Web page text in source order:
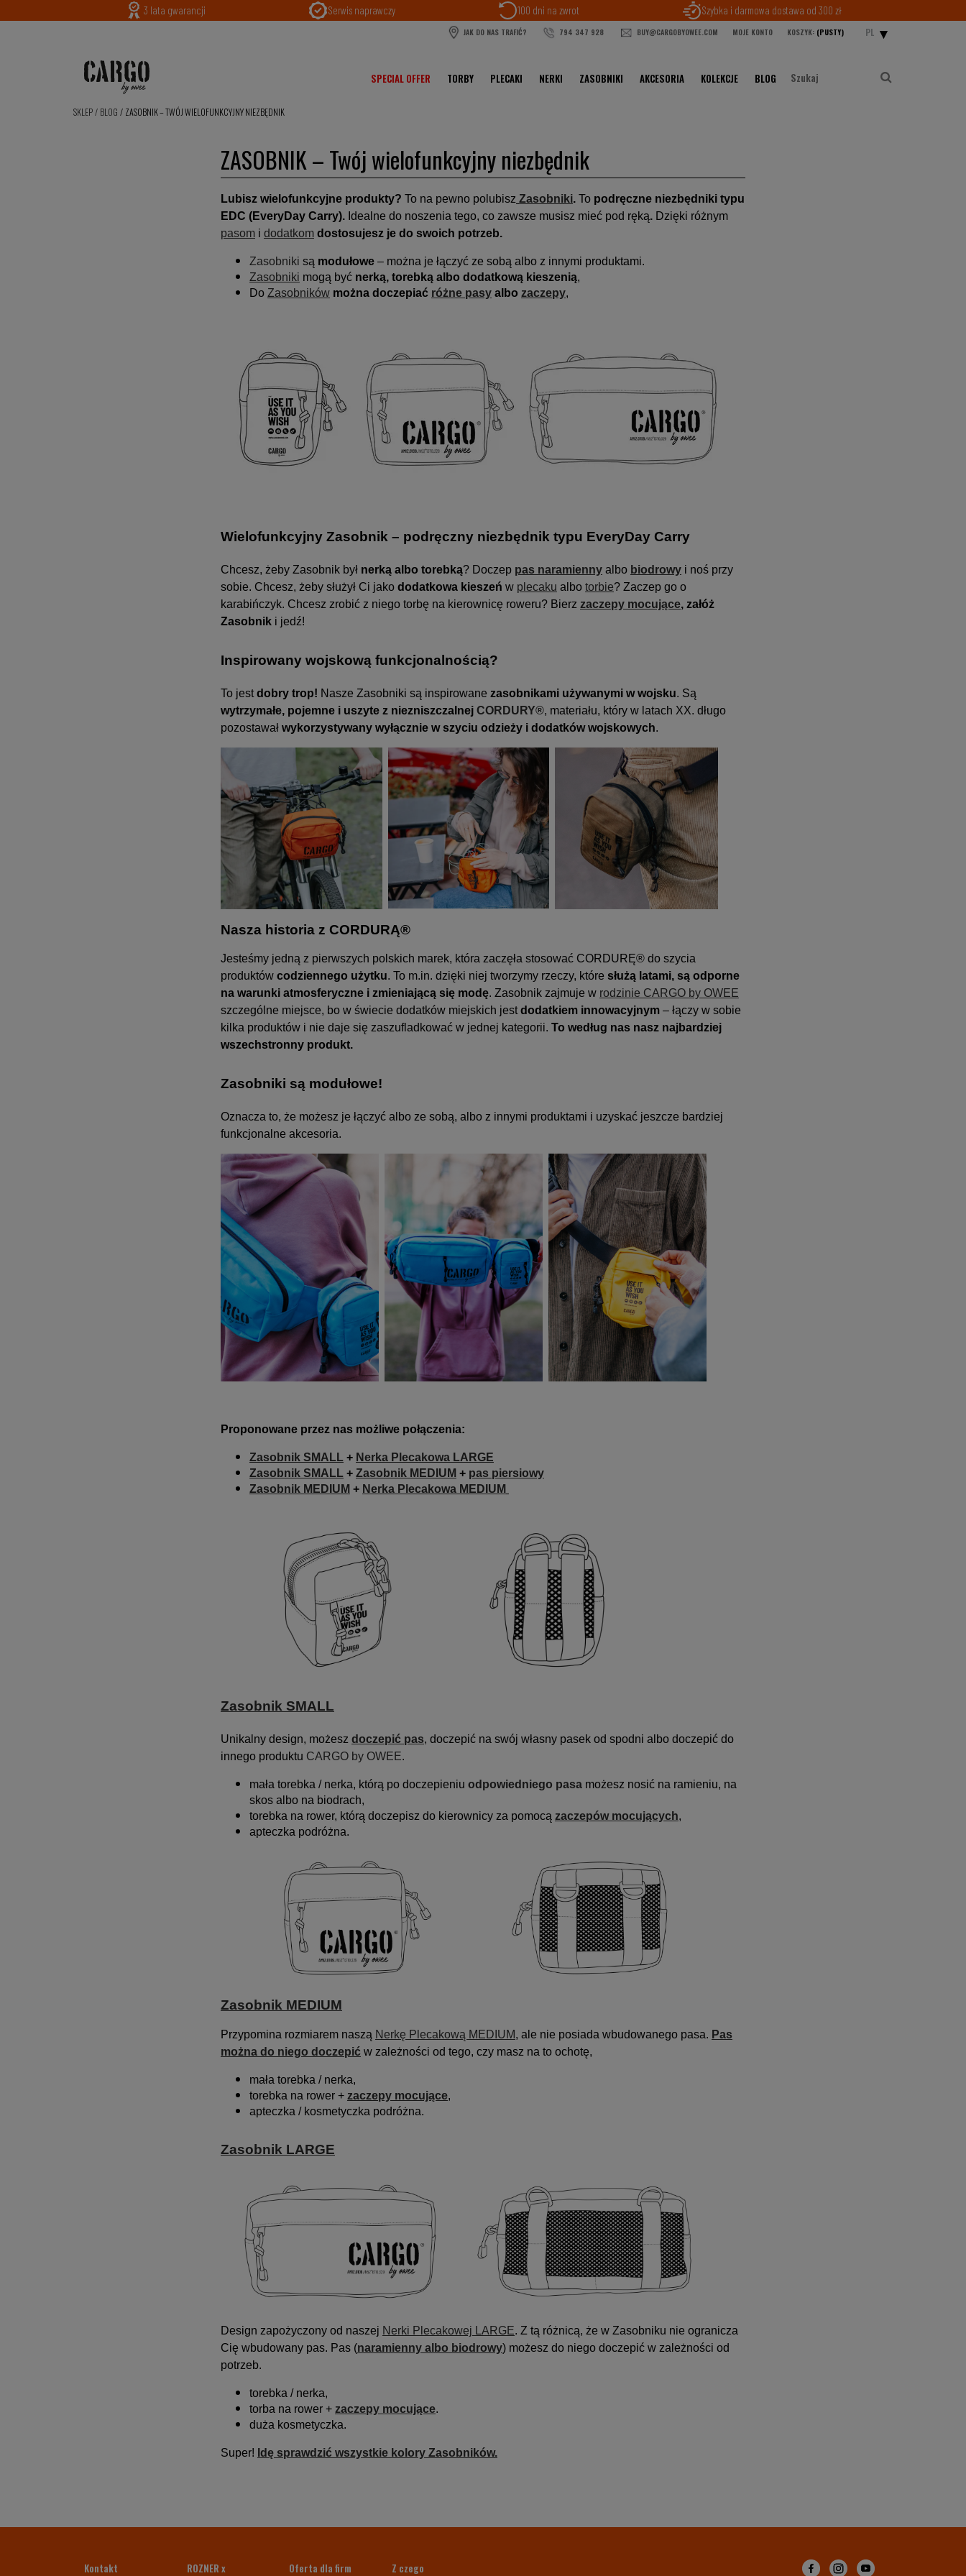
3 lata gwarancji Serwis naprawczy 100 dni na zwrot Szybka i darmowa dostawa od 300 zł
JAK DO NAS TRAFIĆ? 794 347 928 BUY@CARGOBYOWEE.COM MOJE KONTO KOSZYK: (PUSTY) PL
SPECIAL OFFER TORBY PLECAKI NERKI ZASOBNIKI AKCESORIA KOLEKCJE BLOG
SKLEP/ BLOG / ZASOBNIK – TWÓJ WIELOFUNKCYJNY NIEZBĘDNIK
ZASOBNIK – Twój wielofunkcyjny niezbędnik
Lubisz wielofunkcyjne produkty? To na pewno polubisz Zasobniki. To podręczne niezbędniki typu
EDC (EveryDay Carry). Idealne do noszenia tego, co zawsze musisz mieć pod ręką. Dzięki różnym
pasom i dodatkom dostosujesz je do swoich potrzeb.
Zasobniki są modułowe – można je łączyć ze sobą albo z innymi produktami.
Zasobniki mogą być nerką, torebką albo dodatkową kieszenią,
Do Zasobników można doczepiać różne pasy albo zaczepy,
Wielofunkcyjny Zasobnik – podręczny niezbędnik typu EveryDay Carry
Chcesz, żeby Zasobnik był nerką albo torebką? Doczep pas naramienny albo biodrowy i noś przy
sobie. Chcesz, żeby służył Ci jako dodatkowa kieszeń w plecaku albo torbie? Zaczep go o
karabińczyk. Chcesz zrobić z niego torbę na kierownicę roweru? Bierz zaczepy mocujące, załóż
Zasobnik i jedź!
Inspirowany wojskową funkcjonalnością?
To jestdobry trop! Nasze Zasobniki są inspirowane zasobnikami używanymi w wojsku. Są
wytrzymałe, pojemne i uszyte z niezniszczalnej CORDURY®, materiału, który w latach XX. długo
pozostawał wykorzystywany wyłącznie w szyciu odzieży i dodatków wojskowych.
Nasza historia z CORDURĄ®
Jesteśmy jedną z pierwszych polskich marek, która zaczęła stosować CORDURĘ® do szycia
produktów codziennego użytku. To m.in. dzięki niej tworzymy rzeczy, które służą latami, są odporne
na warunki atmosferyczne i zmieniającą się modę. Zasobnik zajmuje w rodzinie CARGO by OWEE
szczególne miejsce, bo w świecie dodatków miejskich jestdodatkiem innowacyjnym – łączy w sobie
kilka produktów i nie daje się zaszufladkować w jednej kategorii. To według nas nasz najbardziej
wszechstronny produkt.
Zasobniki są modułowe!
Oznacza to, że możesz je łączyć albo ze sobą, albo z innymi produktami i uzyskać jeszcze bardziej
funkcjonalne akcesoria.
Proponowane przez nas możliwe połączenia:
Zasobnik SMALL + Nerka Plecakowa LARGE
Zasobnik SMALL + Zasobnik MEDIUM + pas piersiowy
Zasobnik MEDIUM + Nerka Plecakowa MEDIUM
Zasobnik SMALL
Unikalny design, możesz doczepić pas, doczepić na swój własny pasek od spodni albo doczepić do
innego produktu CARGO by OWEE.
mała torebka / nerka, którą po doczepieniu odpowiedniego pasa możesz nosić na ramieniu, na
skos albo na biodrach,
torebka na rower, którą doczepisz do kierownicy za pomocą zaczepów mocujących,
apteczka podróżna.
Zasobnik MEDIUM
Przypomina rozmiarem naszą Nerkę Plecakową MEDIUM, ale nie posiada wbudowanego pasa. Pas
można do niego doczepić w zależności od tego, czy masz na to ochotę,
mała torebka / nerka,
torebka na rower + zaczepy mocujące,
apteczka / kosmetyczka podróżna.
Zasobnik LARGE
Design zapożyczony od naszej Nerki Plecakowej LARGE. Z tą różnicą, że w Zasobniku nie ogranicza
Cię wbudowany pas. Pas (naramienny albo biodrowy) możesz do niego doczepić w zależności od
potrzeb.
torebka / nerka,
torba na rower + zaczepy mocujące.
duża kosmetyczka.
Super! Idę sprawdzić wszystkie kolory Zasobników.
Kontakt ROZNER x Oferta dla firm Z czego